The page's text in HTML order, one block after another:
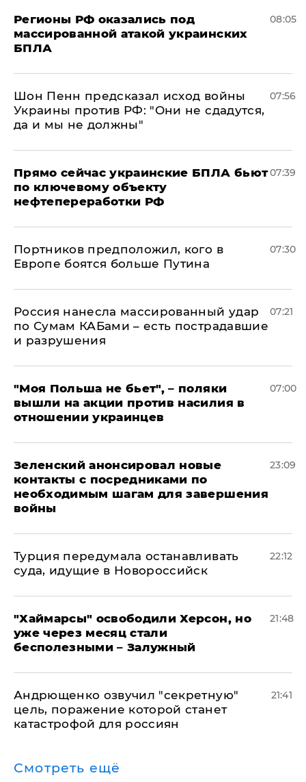
Регионы РФ оказались под
массированной атакой украинских
БПЛА
08:05
Шон Пенн предсказал исход войны
Украины против РФ: "Они не сдадутся,
да и мы не должны"
07:56
Прямо сейчас украинские БПЛА бьют
по ключевому объекту
нефтепереработки РФ
07:39
Портников предположил, кого в
Европе боятся больше Путина
07:30
Россия нанесла массированный удар
по Сумам КАБами – есть пострадавшие
и разрушения
07:21
"Моя Польша не бьет", – поляки
вышли на акции против насилия в
отношении украинцев
07:00
Зеленский анонсировал новые
контакты с посредниками по
необходимым шагам для завершения
войны
23:09
Турция передумала останавливать
суда, идущие в Новороссийск
22:12
"Хаймарсы" освободили Херсон, но
уже через месяц стали
бесполезными – Залужный
21:48
Андрющенко озвучил "секретную"
цель, поражение которой станет
катастрофой для россиян
21:41
Смотреть ещё